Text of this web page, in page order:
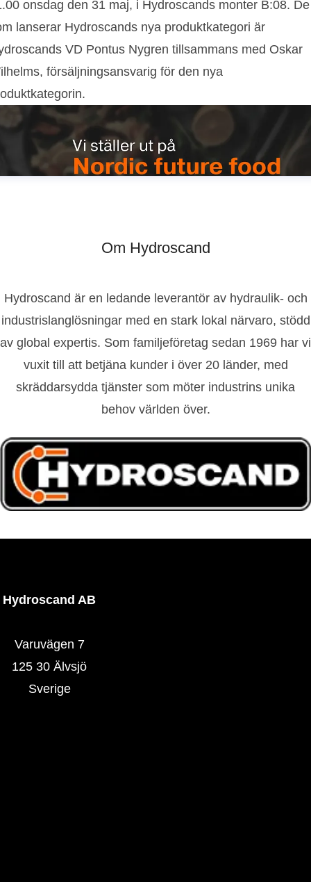
onsdag den 31 maj, i Hydroscands monter B:08. De
lanserar Hydroscands nya produktkategori är
VD Pontus Nygren tillsammans med Oskar
försäljningsansvarig för den nya
Om Hydroscand
Hydroscand är en ledande leverantör av hydraulik- och
industrislanglösningar med en stark lokal närvaro, stödd
av global expertis. Som familjeföretag sedan 1969 har vi
vuxit till att betjäna kunder i över 20 länder, med
skräddarsydda tjänster som möter industrins unika
behov världen över.
Hydroscand AB
Varuvägen 7
125 30 Älvsjö
Sverige